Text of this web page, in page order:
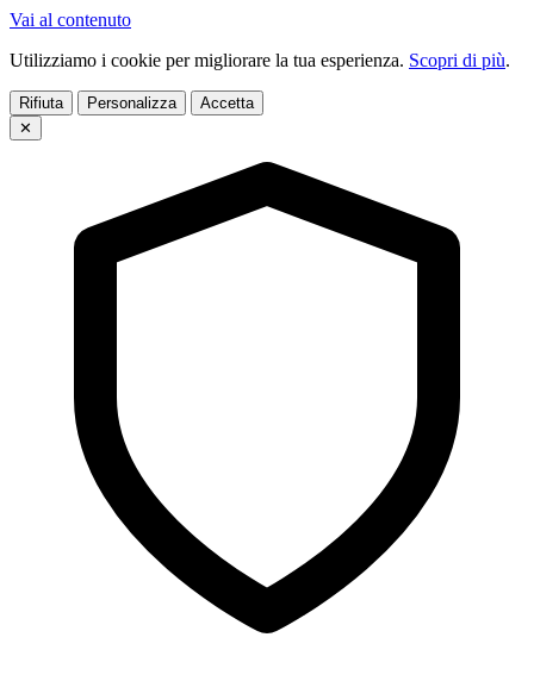
Vai al contenuto
Utilizziamo i cookie per migliorare la tua esperienza. Scopri di più.
Rifiuta Personalizza
Accetta
✕